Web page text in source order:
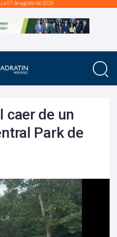
a 07 de agosto de 2026
caer de un
Park de